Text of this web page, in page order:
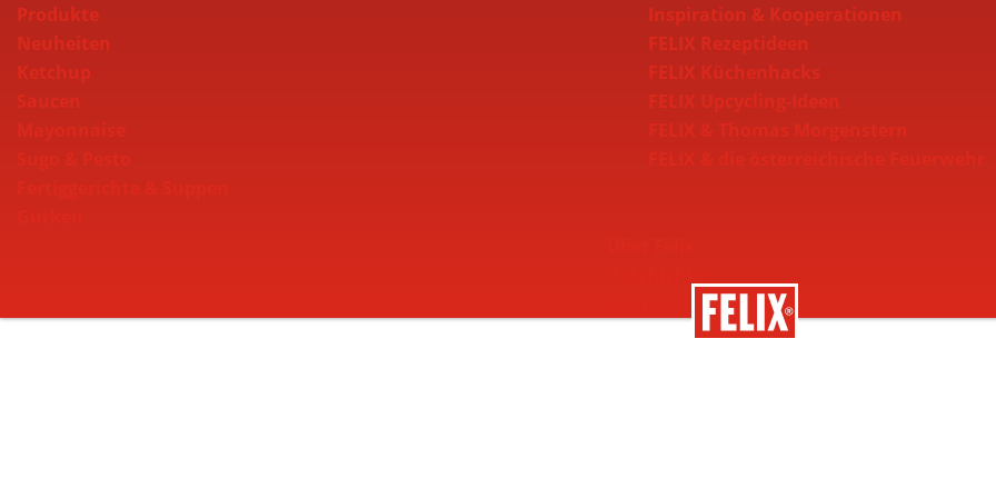
Produkte
Neuheiten
Ketchup
Saucen
Inspiration & Kooperationen
FELIX Rezeptideen
FELIX Küchenhacks
FELIX Upcycling-Ideen
Nachhaltigkeit